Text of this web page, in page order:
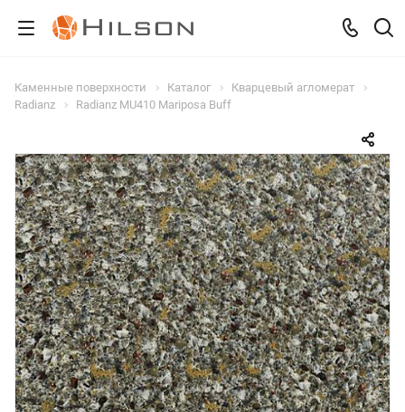
Каменные поверхности Каталог
Кварцевый агломерат
Radianz
Radianz MU410 Mariposa Buff